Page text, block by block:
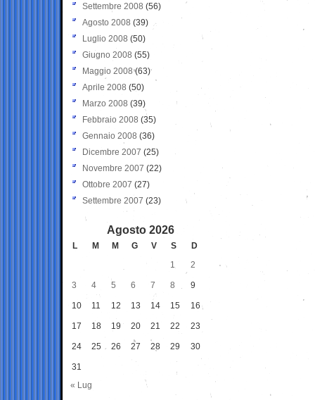
Settembre 2008 (56)
Agosto 2008 (39)
Luglio 2008 (50)
Giugno 2008 (55)
Maggio 2008(63)
Aprile 2008 (50)
Marzo 2008 (39)
Febbraio 2008 (35)
Gennaio 2008 (36)
Dicembre 2007 (25)
Novembre 2007 (22)
Ottobre 2007 (27)
Settembre 2007 (23)
Agosto 2026
L M M G V S
D
1
2
3 4 5 6 7 8 9
10 11 12 13 14 15 16
17 18 19 20 21 22 23
24 25 26 27 28 29 30
31
« Lug